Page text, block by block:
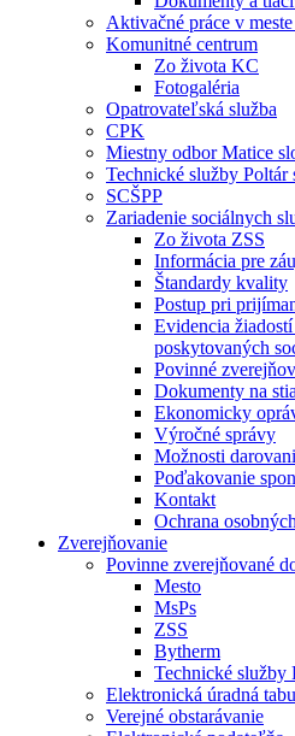
Aktivačné práce v
Komunitné centrum
Zo života KC
Fotogaléria
Opatrovateľská služba
CPK
Miestny odbor Matice
Technické služby Poltár
SCŠPP
Zariadenie sociálnych
Zo života ZSS
Informácia pre
Štandardy kvality
Postup pri
Evidencia
poskytovaných
Povinné
Dokumenty na
Ekonomicky
Výročné správy
Možnosti
Poďakovanie
Kontakt
Ochrana
Zverejňovanie
Povinne zverejňované
Mesto
MsPs
ZSS
Bytherm
Technické služby
Elektronická úradná
Verejné obstarávanie